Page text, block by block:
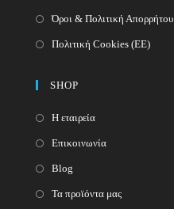
Όροι & Πολιτική Απορρήτου
Πολιτική Cookies (ΕΕ)
SHOP
Η εταιρεία
Επικοινωνία
Blog
Τα προϊόντα μας